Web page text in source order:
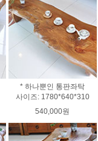
* 하나뿐인 통판좌탁
사이즈: 1780*640*310
540,000원